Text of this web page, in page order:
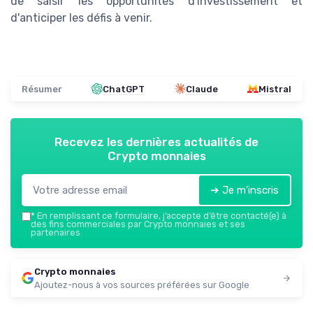
d'anticiper les défis à venir.
Résumer ChatGPT Claude Mistral
Recevez les dernières actualités de
Crypto monnaies
➔ Je m'inscris
* En remplissant ce formulaire, j’accepte d’être contacté(e) à
des fins commerciales par Crypto monnaies et ses
partenaires.
Crypto monnaies
Ajoutez-nous à vos sources préférées sur Google